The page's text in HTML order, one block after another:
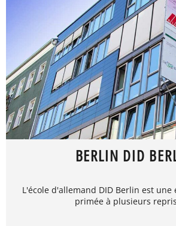
BERLIN DID
L'école d'allemand DID Berlin est une
primée à plusieurs